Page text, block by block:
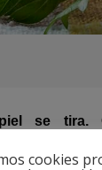
se tira.
cookies